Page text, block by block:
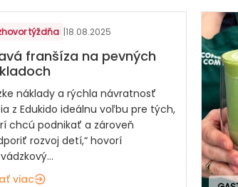
týždňa |18.08.2025
franšíza na pevných
náklady a rýchla návratnosť
z Edukido ideálnu voľbu pre tých,
chcú podnikať a zároveň
rozvoj detí,“ hovorí
viac